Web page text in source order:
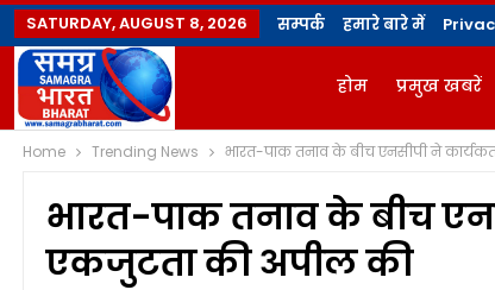
SATURDAY, AUGUST 8, 2026 सम्पर्क हमारे बारे में
होम प्रमुख खबरें
ज्योतिषी
Home Trending News भारत-पाक तनाव के बीच एनसीपी ने
भारत-पाक तनाव के बीच
एकजुटता की अपील की